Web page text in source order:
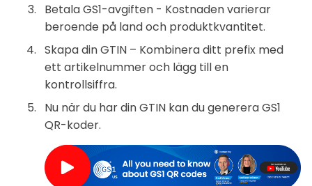
Betala GS1-avgiften - Kostnaden varierar
beroende på land och produktkvantitet.
Skapa din GTIN – Kombinera ditt prefix med
ett artikelnummer och lägg till en
kontrollsiffra.
Nu när du har din GTIN kan du generera GS1
QR-koder.